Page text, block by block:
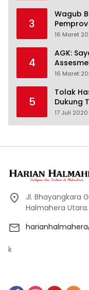
3
Wagub
16 Maret
4
AGK:
16 Maret
5
Tolak
Dukung
17 Juli 2020
Jl. Bhayangkara
Halmahera
k